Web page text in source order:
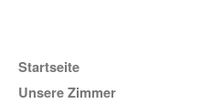
Startseite
Unsere Zimmer